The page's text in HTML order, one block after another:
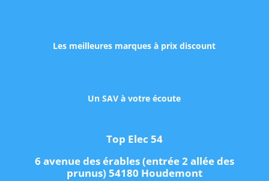
Les meilleures marques à prix discount
Un SAV à votre écoute
Top Elec 54
6 avenue des érables (entrée 2 allée des
prunus) 54180 Houdemont